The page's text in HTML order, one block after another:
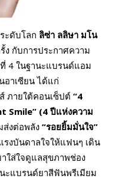
ะดับโลก ลิซ่า ลลิษา มโน
ง กับการประกาศความ
4 ในฐานะแบรนด์แอม
อาเซียน ได้แก่
ภายใต้คอนเซ็ปต์“4
Smile” (4 ปีแห่งความ
ส่งต่อพลัง “รอยยิ้มมั่นใจ”
รงบันดาลใจให้แฟนๆ เดิน
ใส่ใจดูแลสุขภาพช่อง
ะแบรนด์ยาสีฟันพรีเมียม